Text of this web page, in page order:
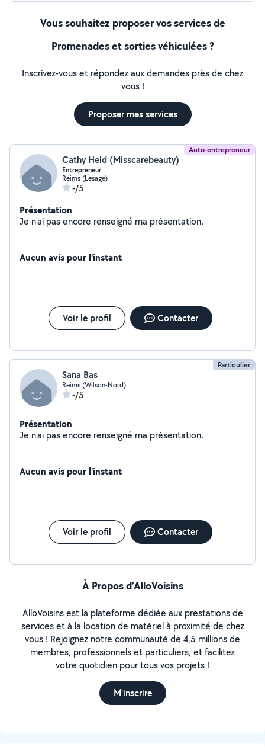
Vous souhaitez proposer vos services de
Promenades et sorties véhiculées ?
Inscrivez-vous et répondez aux demandes près de chez
vous !
Proposer mes services
Auto-entrepreneur
Cathy Held (Misscarebeauty)
Entrepreneur
Reims (Lesage)
-/5
Présentation
Je n'ai pas encore renseigné ma présentation.
Aucun avis pour l'instant
Voir le profil Contacter
Particulier
Sana Bas
Reims (Wilson-Nord)
-/5
Présentation
Je n'ai pas encore renseigné ma présentation.
Aucun avis pour l'instant
Voir le profil Contacter
À Propos d’AlloVoisins
AlloVoisins est la plateforme dédiée aux prestations de
services et à la location de matériel à proximité de chez
vous ! Rejoignez notre communauté de 4,5 millions de
membres, professionnels et particuliers, et facilitez
votre quotidien pour tous vos projets !
M'inscrire